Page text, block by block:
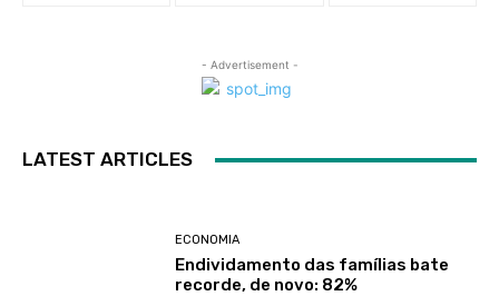
- Advertisement -
LATEST ARTICLES
ECONOMIA
Endividamento das famílias bate
recorde, de novo: 82%